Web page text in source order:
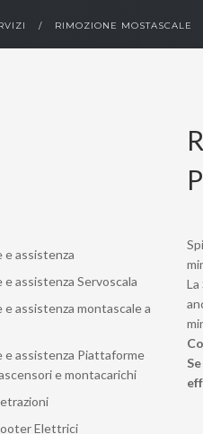
/ RIMOZIONE MOSTASCALE
e assistenza
assistenza Servoscala
assistenza montascale a
e assistenza Piattaforme
e montacarichi
Elettrici